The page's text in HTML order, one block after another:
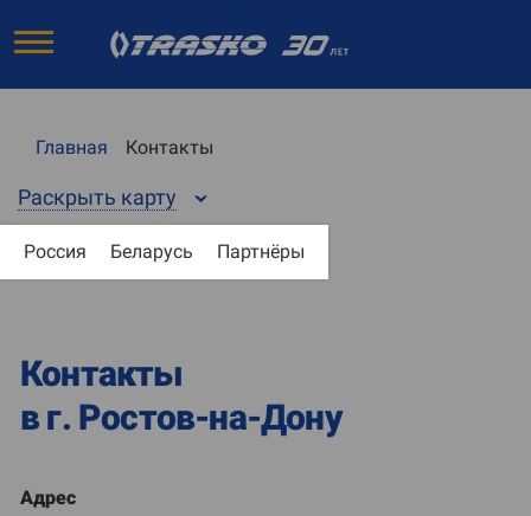
Главная Контакты
Раскрыть карту
Россия Беларусь Партнёры
Контакты
в г. Ростов-на-Дону
Адрес